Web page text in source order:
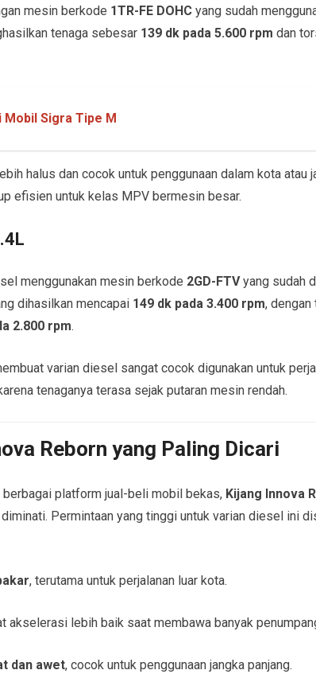
mesin berkode 1TR-FE DOHC yang sudah
tenaga sebesar 139 dk pada 5.600 rpm dan
Sigra Tipe M
halus dan cocok untuk penggunaan dalam kota atau
efisien untuk kelas MPV bermesin besar.
menggunakan mesin berkode 2GD-FTVyang sudah
dihasilkan mencapai 149 dk pada 3.400 rpm,
2.800 rpm.
varian diesel sangat cocok digunakan untuk
tenaganya terasa sejak putaran mesin rendah.
Reborn yang Paling Dicari
berbagai platform jual-beli mobil bekas, Kijang Innova
Permintaan yang tinggi untuk varian diesel ini
, terutama untuk perjalanan luar kota.
akselerasi lebih baik saat membawa banyak
dan awet, cocok untuk penggunaan jangka panjang.